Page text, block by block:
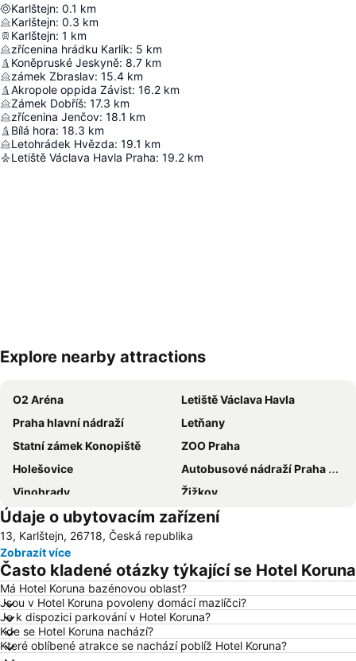
Karlštejn: 0.1 km
Karlštejn: 0.3 km
Karlštejn: 1 km
zřícenina hrádku Karlík: 5 km
Koněpruské Jeskyně: 8.7 km
zámek Zbraslav: 15.4 km
Akropole oppida Závist: 16.2 km
Zámek Dobříš: 17.3 km
zřícenina Jenčov: 18.1 km
Bílá hora: 18.3 km
Letohrádek Hvězda: 19.1 km
Letiště Václava Havla Praha: 19.2 km
Explore nearby attractions
O2 Aréna
Letiště Václava Havla
Praha hlavní nádraží
Letňany
Statní zámek Konopiště
ZOO Praha
Holešovice
Autobusové nádraží Praha Florenc
Vinohrady
Žižkov
Vršovice
Výstaviště Praha - Holešovice
Chodov
Smíchov
Václavské náměstí
Na Kampě
Horní Počernice
Aquapalace Praha
Televizní věž Žižkov
Dejvice
Hostivař
Modřany
Old Town Square
Údaje o ubytovacím zařízení
13, Karlštejn, 26718, Česká republika
Zobrazít více
Často kladené otázky týkající se Hotel Koruna
Má Hotel Koruna bazénovou oblast?
Jsou v Hotel Koruna povoleny domácí mazlíčci?
Je k dispozici parkování v Hotel Koruna?
Kde se Hotel Koruna nachází?
Které oblíbené atrakce se nachází poblíž Hotel Koruna?